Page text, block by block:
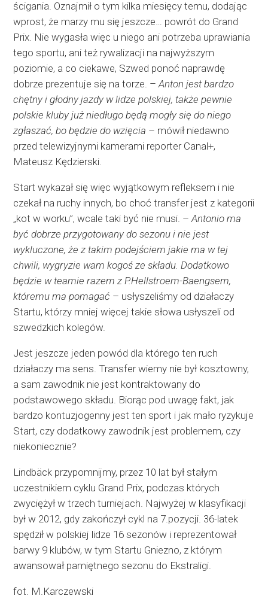
ścigania. Oznajmił o tym kilka miesięcy temu, dodając
wprost, że marzy mu się jeszcze… powrót do Grand
Prix. Nie wygasła więc u niego ani potrzeba uprawiania
tego sportu, ani też rywalizacji na najwyższym
poziomie, a co ciekawe, Szwed ponoć naprawdę
dobrze prezentuje się na torze. –Anton jest bardzo
chętny i głodny jazdy w lidze polskiej, także pewnie
polskie kluby już niedługo będą mogły się do niego
zgłaszać, bo będzie do wzięcia – mówił niedawno
przed telewizyjnymi kamerami reporter Canal+,
Mateusz Kędzierski.
Start wykazał się więc wyjątkowym refleksem i nie
czekał na ruchy innych, bo choć transfer jest z kategorii
„kot w worku”, wcale taki być nie musi. –Antonio ma
być dobrze przygotowany do sezonu i nie jest
wykluczone, że z takim podejściem jakie ma w tej
chwili, wygryzie wam kogoś ze składu. Dodatkowo
będzie w teamie razem z P.Hellstroem-Baengsem,
któremu ma pomagać – usłyszeliśmy od działaczy
Startu, którzy mniej więcej takie słowa usłyszeli od
szwedzkich kolegów.
Jest jeszcze jeden powód dla którego ten ruch
działaczy ma sens. Transfer wiemy nie był kosztowny,
a sam zawodnik nie jest kontraktowany do
podstawowego składu. Biorąc pod uwagę fakt, jak
bardzo kontuzjogenny jest ten sport i jak mało ryzykuje
Start, czy dodatkowy zawodnik jest problemem, czy
niekoniecznie?
Lindbäck przypomnijmy, przez 10 lat był stałym
uczestnikiem cyklu Grand Prix, podczas których
zwyciężył w trzech turniejach. Najwyżej w klasyfikacji
był w 2012, gdy zakończył cykl na 7.pozycji. 36-latek
spędził w polskiej lidze 16 sezonów i reprezentował
barwy 9 klubów, w tym Startu Gniezno, z którym
awansował pamiętnego sezonu do Ekstraligi.
fot. M.Karczewski